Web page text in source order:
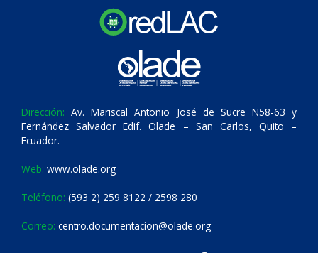
Dirección: Av. Mariscal Antonio José de Sucre N58-63 y
Fernández Salvador Edif. Olade – San Carlos, Quito –
Ecuador.
Web: www.olade.org
Teléfono: (593 2) 259 8122 / 2598 280
Correo: centro.documentacion@olade.org